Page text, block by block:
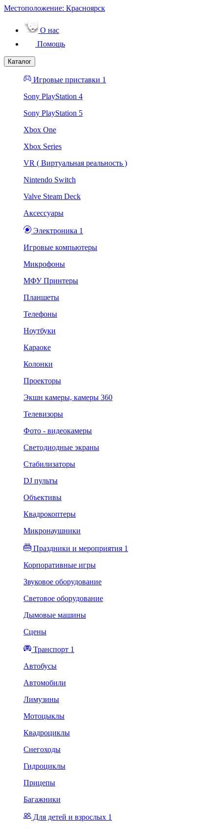
Местоположение: Красноярск
О нас
Помощь
Каталог
Игровые приставки 1
Sony PlayStation 4
Sony PlayStation 5
Xbox One
Xbox Series
VR ( Виртуальная реальность )
Nintendo Switch
Valve Steam Deck
Аксессуары
Электроника 1
Игровые компьютеры
Микрофоны
МФУ Принтеры
Планшеты
Телефоны
Ноутбуки
Караоке
Колонки
Проекторы
Экшн камеры, камеры 360
Телевизоры
Фото - видеокамеры
Светодиодные экраны
Стабилизаторы
DJ пульты
Объективы
Квадрокоптеры
Микронаушники
Праздники и мероприятия 1
Корпоративные игры
Звуковое оборудование
Световое оборудование
Дымовые машины
Сцены
Транспорт 1
Автобусы
Автомобили
Лимузины
Мотоцыклы
Квадроциклы
Снегоходы
Гидроциклы
Прицепы
Багажники
Для детей и взрослых 1